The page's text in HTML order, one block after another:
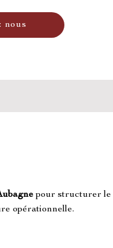
nous
pour structurer le
opérationnelle.